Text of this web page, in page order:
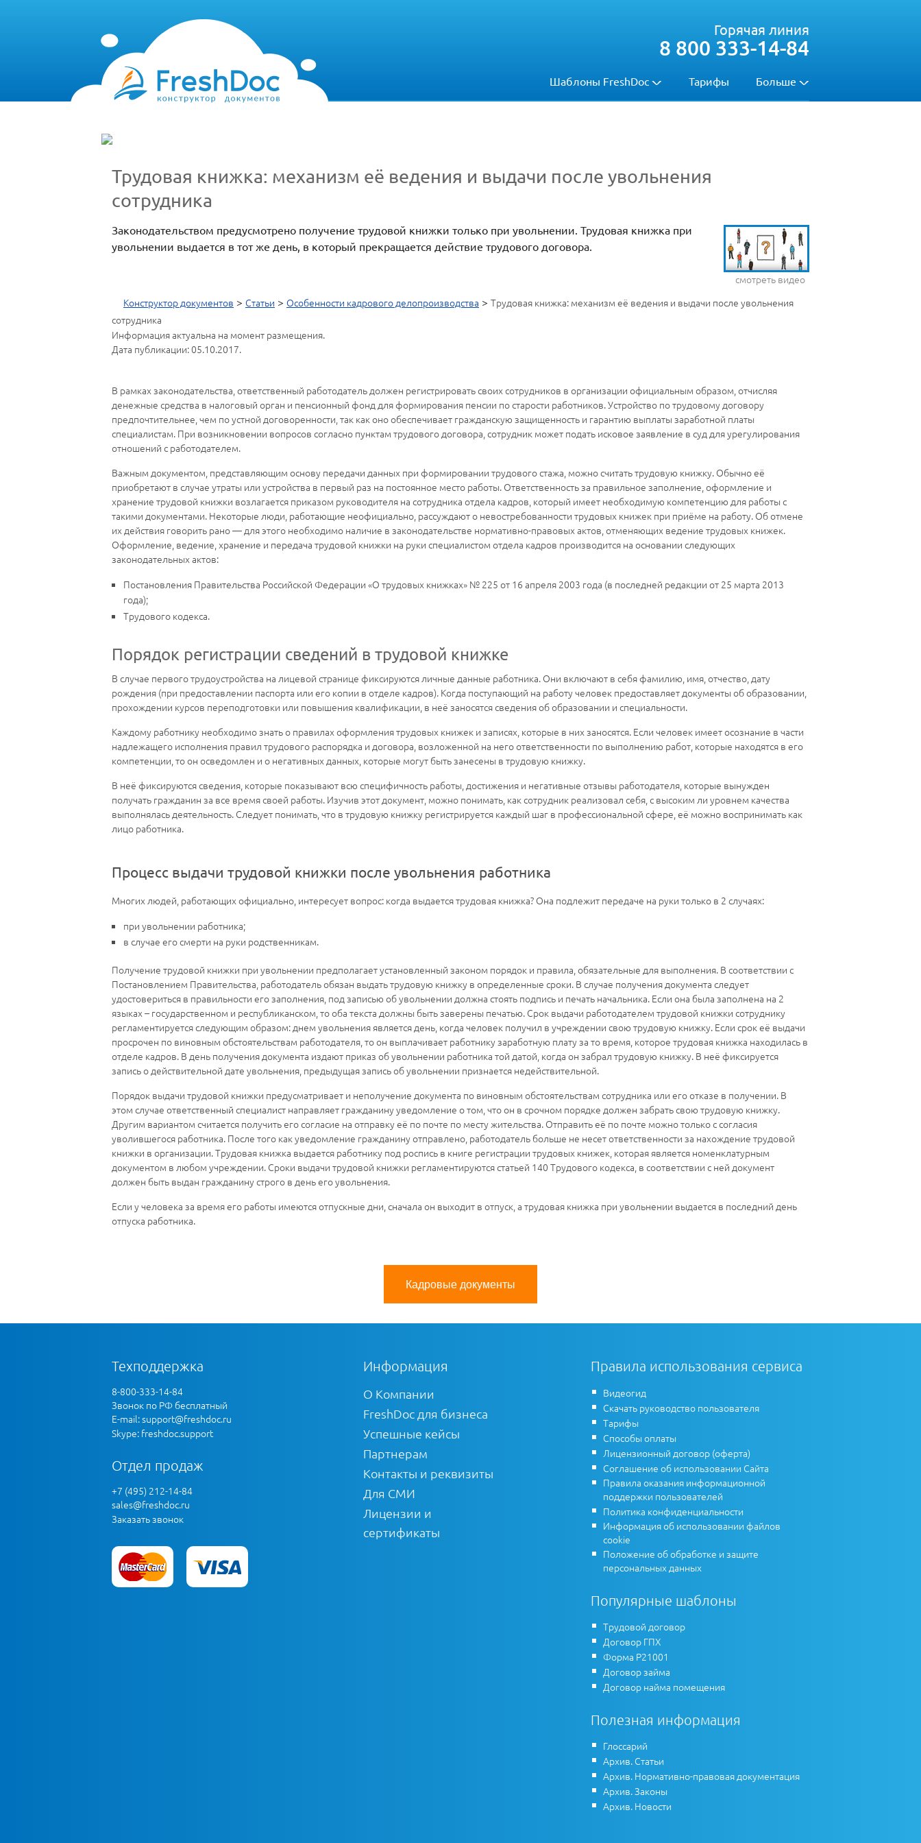
Шаблоны FreshDoc Тарифы Больше
Горячая линия
8 800 333-14-84
Трудовая книжка: механизм её ведения и выдачи после увольнения
сотрудника
смотреть видео
Законодательством предусмотрено получение трудовой книжки только при увольнении. Трудовая книжка при
увольнении выдается в тот же день, в который прекращается действие трудового договора.
Конструктор документов > Статьи > Особенности кадрового делопроизводства > Трудовая книжка: механизм её ведения и выдачи после увольнения
сотрудника
Информация актуальна на момент размещения.
Дата публикации: 05.10.2017.
В рамках законодательства, ответственный работодатель должен регистрировать своих сотрудников в организации официальным образом, отчисляя
денежные средства в налоговый орган и пенсионный фонд для формирования пенсии по старости работников. Устройство по трудовому договору
предпочтительнее, чем по устной договоренности, так как оно обеспечивает гражданскую защищенность и гарантию выплаты заработной платы
специалистам. При возникновении вопросов согласно пунктам трудового договора, сотрудник может подать исковое заявление в суд для урегулирования
отношений с работодателем.
Важным документом, представляющим основу передачи данных при формировании трудового стажа, можно считать трудовую книжку. Обычно её
приобретают в случае утраты или устройства в первый раз на постоянное место работы. Ответственность за правильное заполнение, оформление и
хранение трудовой книжки возлагается приказом руководителя на сотрудника отдела кадров, который имеет необходимую компетенцию для работы с
такими документами. Некоторые люди, работающие неофициально, рассуждают о невостребованности трудовых книжек при приёме на работу. Об отмене
их действия говорить рано — для этого необходимо наличие в законодательстве нормативно-правовых актов, отменяющих ведение трудовых книжек.
Оформление, ведение, хранение и передача трудовой книжки на руки специалистом отдела кадров производится на основании следующих
законодательных актов:
Постановления Правительства Российской Федерации «О трудовых книжках» № 225 от 16 апреля 2003 года (в последней редакции от 25 марта 2013
года);
Трудового кодекса.
Порядок регистрации сведений в трудовой книжке
В случае первого трудоустройства на лицевой странице фиксируются личные данные работника. Они включают в себя фамилию, имя, отчество, дату
рождения (при предоставлении паспорта или его копии в отделе кадров). Когда поступающий на работу человек предоставляет документы об образовании,
прохождении курсов переподготовки или повышения квалификации, в неё заносятся сведения об образовании и специальности.
Каждому работнику необходимо знать о правилах оформления трудовых книжек и записях, которые в них заносятся. Если человек имеет осознание в части
надлежащего исполнения правил трудового распорядка и договора, возложенной на него ответственности по выполнению работ, которые находятся в его
компетенции, то он осведомлен и о негативных данных, которые могут быть занесены в трудовую книжку.
В неё фиксируются сведения, которые показывают всю специфичность работы, достижения и негативные отзывы работодателя, которые вынужден
получать гражданин за все время своей работы. Изучив этот документ, можно понимать, как сотрудник реализовал себя, с высоким ли уровнем качества
выполнялась деятельность. Следует понимать, что в трудовую книжку регистрируется каждый шаг в профессиональной сфере, её можно воспринимать как
лицо работника.
Процесс выдачи трудовой книжки после увольнения работника
Многих людей, работающих официально, интересует вопрос: когда выдается трудовая книжка? Она подлежит передаче на руки только в 2 случаях:
при увольнении работника;
в случае его смерти на руки родственникам.
Получение трудовой книжки при увольнении предполагает установленный законом порядок и правила, обязательные для выполнения. В соответствии с
Постановлением Правительства, работодатель обязан выдать трудовую книжку в определенные сроки. В случае получения документа следует
удостовериться в правильности его заполнения, под записью об увольнении должна стоять подпись и печать начальника. Если она была заполнена на 2
языках – государственном и республиканском, то оба текста должны быть заверены печатью. Срок выдачи работодателем трудовой книжки сотруднику
регламентируется следующим образом: днем увольнения является день, когда человек получил в учреждении свою трудовую книжку. Если срок её выдачи
просрочен по виновным обстоятельствам работодателя, то он выплачивает работнику заработную плату за то время, которое трудовая книжка находилась в
отделе кадров. В день получения документа издают приказ об увольнении работника той датой, когда он забрал трудовую книжку. В неё фиксируется
запись о действительной дате увольнения, предыдущая запись об увольнении признается недействительной.
Порядок выдачи трудовой книжки предусматривает и неполучение документа по виновным обстоятельствам сотрудника или его отказе в получении. В
этом случае ответственный специалист направляет гражданину уведомление о том, что он в срочном порядке должен забрать свою трудовую книжку.
Другим вариантом считается получить его согласие на отправку её по почте по месту жительства. Отправить её по почте можно только с согласия
уволившегося работника. После того как уведомление гражданину отправлено, работодатель больше не несет ответственности за нахождение трудовой
книжки в организации. Трудовая книжка выдается работнику под роспись в книге регистрации трудовых книжек, которая является номенклатурным
документом в любом учреждении. Сроки выдачи трудовой книжки регламентируются статьей 140 Трудового кодекса, в соответствии с ней документ
должен быть выдан гражданину строго в день его увольнения.
Если у человека за время его работы имеются отпускные дни, сначала он выходит в отпуск, а трудовая книжка при увольнении выдается в последний день
отпуска работника.
Кадровые документы
Техподдержка
8-800-333-14-84
Звонок по РФ бесплатный
E-mail:support@freshdoc.ru
Skype: freshdoc.support
Отдел продаж
+7 (495) 212-14-84
sales@freshdoc.ru
Заказать звонок
Информация
О Компании
FreshDoc для бизнеса
Успешные кейсы
Партнерам
Контакты и реквизиты
Для СМИ
Лицензии и
сертификаты
Правила использования сервиса
Видеогид
Скачать руководство пользователя
Тарифы
Способы оплаты
Лицензионный договор (оферта)
Соглашение об использовании Сайта
Правила оказания информационной
поддержки пользователей
Политика конфиденциальности
Информация об использовании файлов
cookie
Положение об обработке и защите
персональных данных
Популярные шаблоны
Трудовой договор
Договор ГПХ
Форма Р21001
Договор займа
Договор найма помещения
Полезная информация
Глоссарий
Архив. Статьи
Архив. Нормативно-правовая документация
Архив. Законы
Архив. Новости